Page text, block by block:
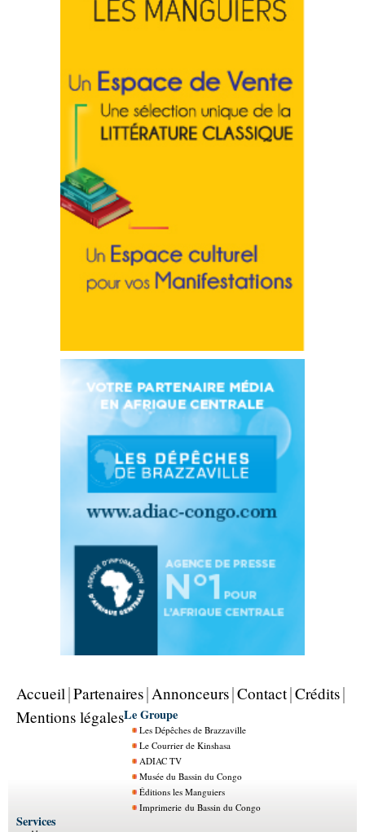
Accueil Partenaires Annonceurs Contact Crédits
Mentions légalesLe Groupe
Les Dépêches de Brazzaville
Le Courrier de Kinshasa
ADIAC TV
Musée du Bassin du Congo
Éditions les Manguiers
Imprimerie du Bassin du Congo
Services